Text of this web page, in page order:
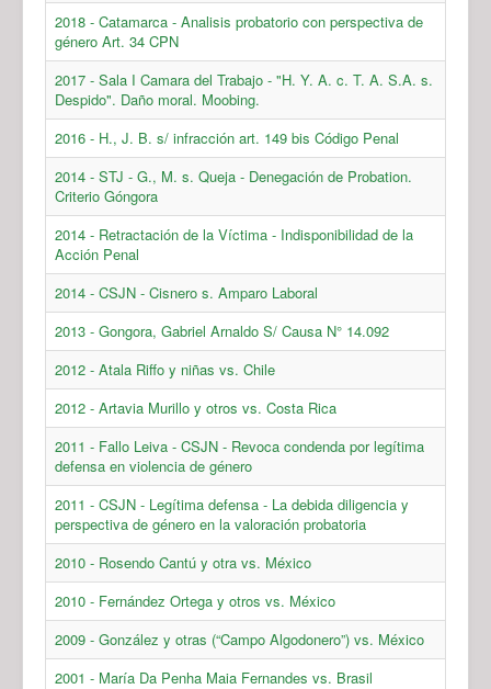
2018 - Catamarca - Analisis probatorio con perspectiva de
género Art. 34 CPN
2017 - Sala I Camara del Trabajo - "H. Y. A. c. T. A. S.A. s.
Despido". Daño moral. Moobing.
2016 - H., J. B. s/ infracción art. 149 bis Código Penal
2014 - STJ - G., M. s. Queja - Denegación de Probation.
Criterio Góngora
2014 - Retractación de la Víctima - Indisponibilidad de la
Acción Penal
2014 - CSJN - Cisnero s. Amparo Laboral
2013 - Gongora, Gabriel Arnaldo S/ Causa N° 14.092
2012 - Atala Riffo y niñas vs. Chile
2012 - Artavia Murillo y otros vs. Costa Rica
2011 - Fallo Leiva - CSJN - Revoca condenda por legítima
defensa en violencia de género
2011 - CSJN - Legítima defensa - La debida diligencia y
perspectiva de género en la valoración probatoria
2010 - Rosendo Cantú y otra vs. México
2010 - Fernández Ortega y otros vs. México
2009 - González y otras (“Campo Algodonero”) vs. México
2001 - María Da Penha Maia Fernandes vs. Brasil